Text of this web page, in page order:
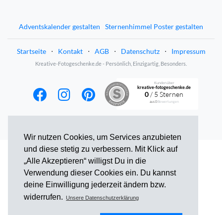
Wir nutzen Cookies, um Services anzubieten
und diese stetig zu verbessern. Mit Klick auf
„Alle Akzeptieren“ willigst Du in die
Verwendung dieser Cookies ein. Du kannst
deine Einwilligung jederzeit ändern bzw.
widerrufen.
Unsere Datenschutzerklärung
Adventskalender gestalten Sternenhimmel Poster gestalten
Startseite ⋅ Kontakt ⋅ AGB ⋅ Datenschutz ⋅ Impressum
Kreative-Fotogeschenke.de - Persönlich, Einzigartig, Besonders.
Kunden über
kreative-fotogeschenke.de
0 / 5 Sternen
aus0Bewertungen